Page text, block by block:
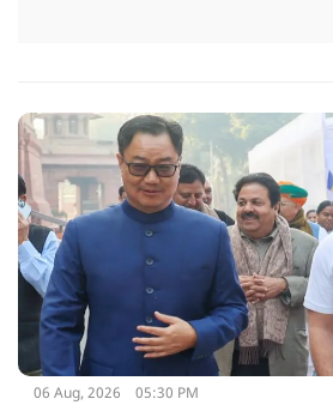
06 Aug, 2026 05:30 PM